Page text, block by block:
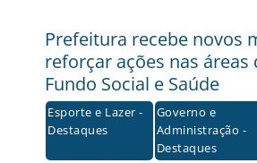
Prefeitura recebe novos
reforçar ações nas áreas
Fundo Social e Saúde
Esporte e Lazer -
Destaques
Governo e
Administração -
Destaques